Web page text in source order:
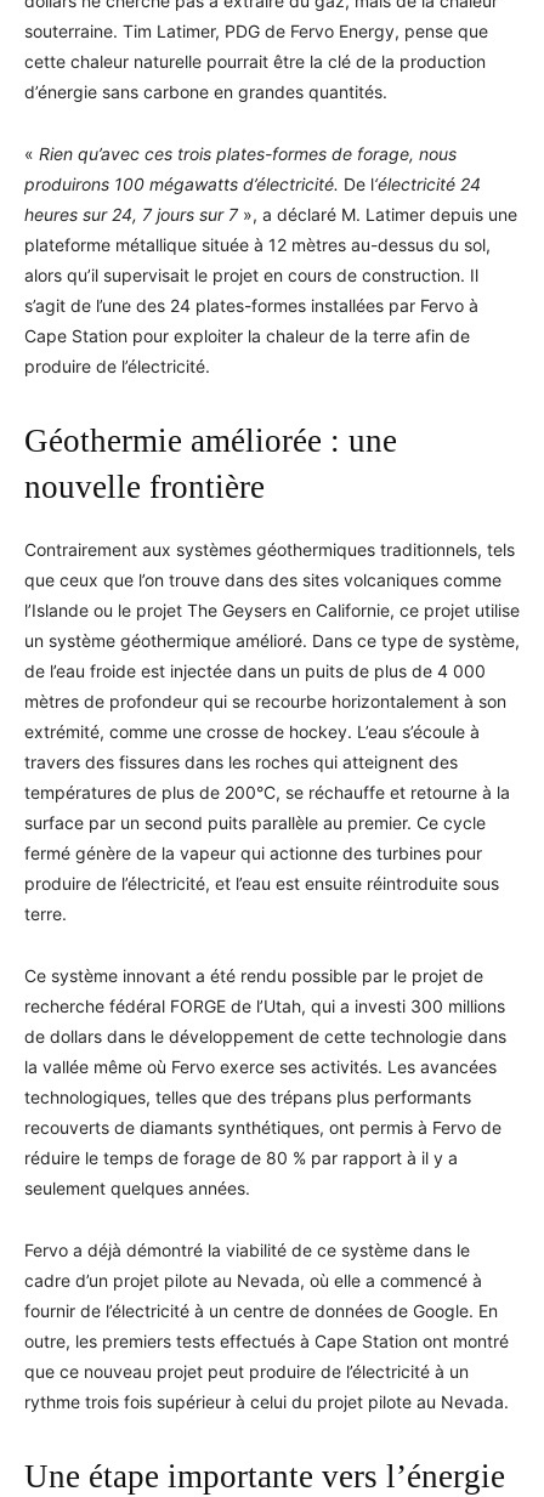
souterraine. Tim Latimer, PDG de Fervo Energy, pense que
cette chaleur naturelle pourrait être la clé de la production
d’énergie sans carbone en grandes quantités.
« Rien qu’avec ces trois plates-formes de forage, nous
produirons 100 mégawatts d’électricité. De l‘électricité 24
heures sur 24, 7 jours sur 7», a déclaré M. Latimer depuis une
plateforme métallique située à 12 mètres au-dessus du sol,
alors qu’il supervisait le projet en cours de construction. Il
s’agit de l’une des 24 plates-formes installées par Fervo à
Cape Station pour exploiter la chaleur de la terre afin de
produire de l’électricité.
Géothermie améliorée : une
nouvelle frontière
Contrairement aux systèmes géothermiques traditionnels, tels
que ceux que l’on trouve dans des sites volcaniques comme
l’Islande ou le projet The Geysers en Californie, ce projet utilise
un système géothermique amélioré. Dans ce type de système,
de l’eau froide est injectée dans un puits de plus de 4 000
mètres de profondeur qui se recourbe horizontalement à son
extrémité, comme une crosse de hockey. L’eau s’écoule à
travers des fissures dans les roches qui atteignent des
températures de plus de 200°C, se réchauffe et retourne à la
surface par un second puits parallèle au premier. Ce cycle
fermé génère de la vapeur qui actionne des turbines pour
produire de l’électricité, et l’eau est ensuite réintroduite sous
terre.
Ce système innovant a été rendu possible par le projet de
recherche fédéral FORGE de l’Utah, qui a investi 300 millions
de dollars dans le développement de cette technologie dans
la vallée même où Fervo exerce ses activités. Les avancées
technologiques, telles que des trépans plus performants
recouverts de diamants synthétiques, ont permis à Fervo de
réduire le temps de forage de 80 % par rapport à il y a
seulement quelques années.
Fervo a déjà démontré la viabilité de ce système dans le
cadre d’un projet pilote au Nevada, où elle a commencé à
fournir de l’électricité à un centre de données de Google. En
outre, les premiers tests effectués à Cape Station ont montré
que ce nouveau projet peut produire de l’électricité à un
rythme trois fois supérieur à celui du projet pilote au Nevada.
Une étape importante vers l’énergie